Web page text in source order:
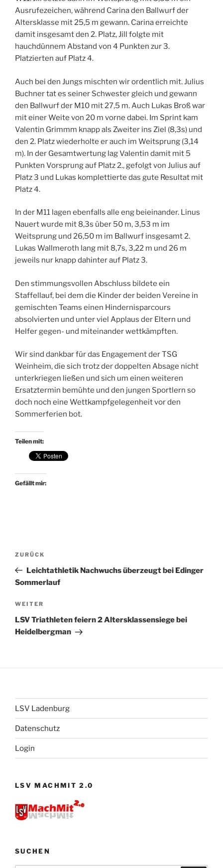
Ausrufezeichen, während Carina den Ballwurf der
Altersklasse mit 25,5 m gewann. Carina erreichte
damit insgesamt den 2. Platz, Jill folgte mit
hauchdünnem Abstand von 4 Punkten zur 3.
Platzierten auf Platz 4.
Auch bei den Jungs mischten wir ordentlich mit. Julius
Buchner tat es seiner Schwester gleich und gewann
den Ballwurf der M10 mit 27,5 m. Auch Lukas Broß war
mit einer Weite von 20 m vorne dabei. Im Sprint kam
Valentin Grimmm knapp als Zweiter ins Ziel (8,3s) und
den 2. Platz wiederholte er auch im Weitsprung (3,14
m). In der Gesamtwertung lag Valentin damit mit 5
Punkten Vorsprung auf Platz 2., gefolgt von Julius auf
Platz 3 und Lukas komplettierte das gute Resultat mit
Platz 4.
In der M11 lagen ebenfalls alle eng beieinander. Linus
Nauert wurde mit 8,3s über 50 m, 3,53 m im
Weitsprung und 26,50 m im Ballwurf insgesamt 2.
Lukas Wallmeroth lang mit 8,7s, 3,22 m und 26 m
jeweils nur knapp dahinter auf Platz 3.
Den stimmungsvollen Abschluss bildete ein
Staffellauf, bei dem die Kinder der beiden Vereine in
gemischten Teams einen Hindernisparcours
absolvierten und unter viel Applaus der Eltern und
Helfer gegen- und miteinander wettkämpften.
Wir sind dankbar für das Engagement der TSG
Weinheim, die sich trotz der doppelten Absage nicht
unterkriegen ließen und sich um einen weiteren
Ersatztermin bemühte und den jungen Sportlern so
doch noch eine Wettkampfgelegenheit vor den
Sommerferien bot.
Teilen mit:
Gefällt mir:
Beitragsnavigation
Vorheriger
Beitrag
ZURÜCK
Leichtathletik Nachwuchs überzeugt bei Edinger
Sommerlauf
Nächster
Beitrag
WEITER
LSV Triathleten feiern 2 Altersklassensiege bei
Heidelbergman
LSV Ladenburg
Datenschutz
Login
LSV MACHMIT 2.0
SUCHEN